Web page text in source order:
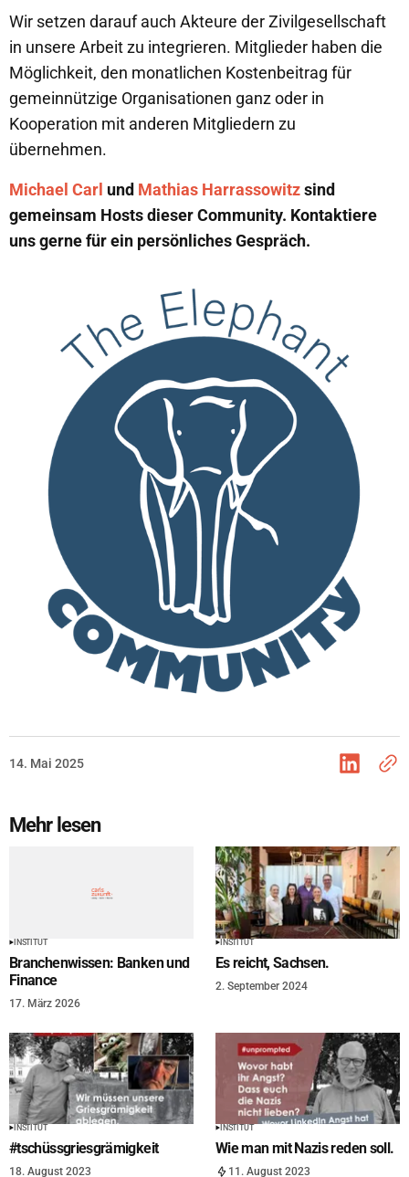
Wir setzen darauf auch Akteure der Zivilgesellschaft
in unsere Arbeit zu integrieren. Mitglieder haben die
Möglichkeit, den monatlichen Kostenbeitrag für
gemeinnützige Organisationen ganz oder in
Kooperation mit anderen Mitgliedern zu
übernehmen.
Michael Carl und Mathias Harrassowitzsind
gemeinsam Hosts dieser Community. Kontaktiere
uns gerne für ein persönliches Gespräch.
14. Mai 2025
Mehr lesen
INSTITUT
Branchenwissen: Banken und
Finance
17. März 2026
INSTITUT
Es reicht, Sachsen.
2. September 2024
INSTITUT
#tschüssgriesgrämigkeit
18. August 2023
INSTITUT
Wie man mit Nazis reden soll.
11. August 2023